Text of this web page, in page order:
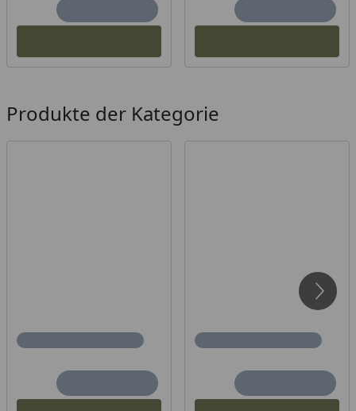
Produkte der Kategorie